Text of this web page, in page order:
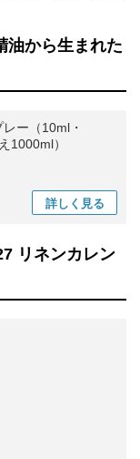
油から生まれた
ー（10ml・
1000ml）
詳しく 見る
リネンカレン